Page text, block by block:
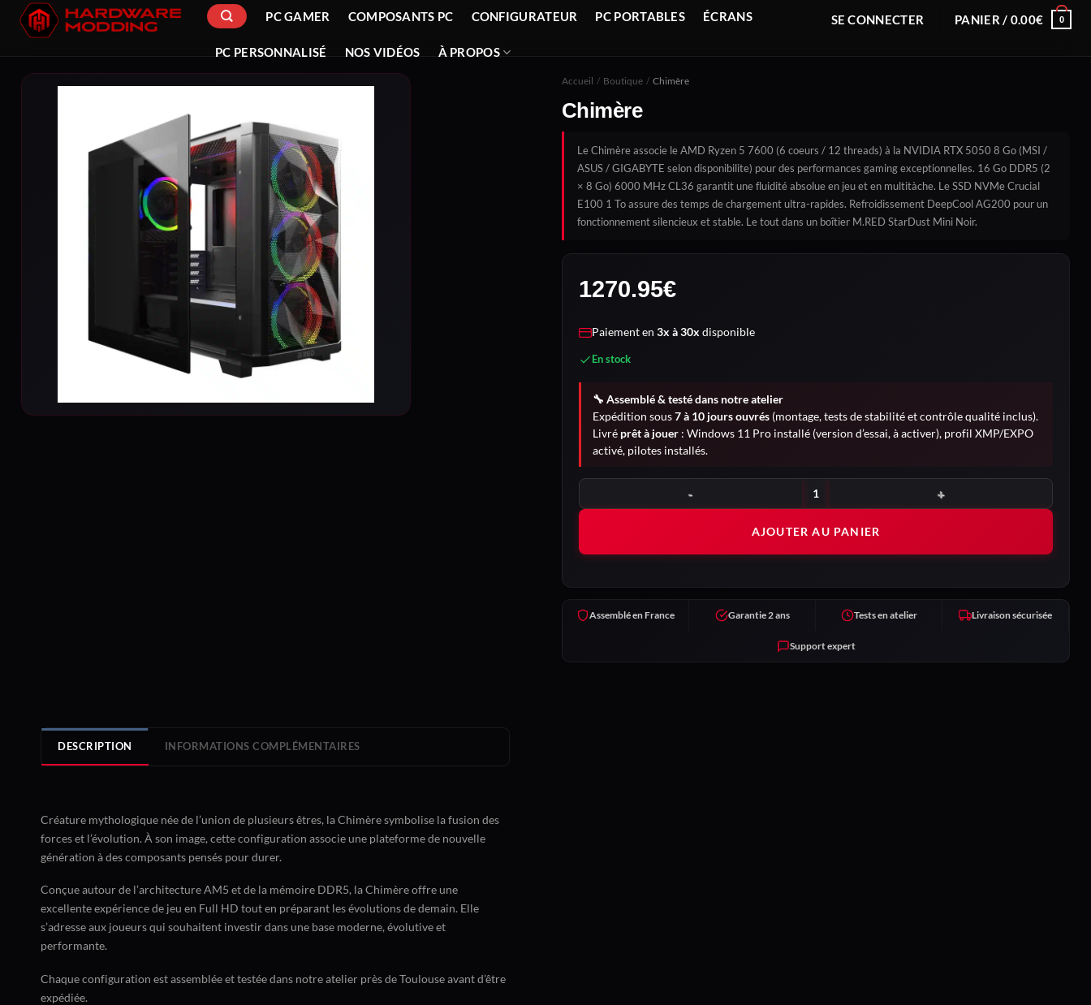
Passer
PC GAMER COMPOSANTS PC CONFIGURATEUR PC PORTABLES ÉCRANS
PC PERSONNALISÉ NOS VIDÉOS À PROPOS
SE CONNECTER PANIER / 0.00€ 0
Accueil / Boutique / Chimère
Chimère
Le Chimère associe le AMD Ryzen 5 7600 (6 coeurs / 12 threads) à la NVIDIA RTX 5050 8 Go (MSI /
ASUS / GIGABYTE selon disponibilite) pour des performances gaming exceptionnelles. 16 Go DDR5 (2
× 8 Go) 6000 MHz CL36 garantit une fluidité absolue en jeu et en multitàche. Le SSD NVMe Crucial
E100 1 To assure des temps de chargement ultra-rapides. Refroidissement DeepCool AG200 pour un
fonctionnement silencieux et stable. Le tout dans un boîtier M.RED StarDust Mini Noir.
1270.95€
Paiement en 3x à 30x disponible
En stock
🔧 Assemblé & testé dans notre atelier
Expédition sous7 à 10 jours ouvrés (montage, tests de stabilité et contrôle qualité inclus).
Livré prêt à jouer : Windows 11 Pro installé (version d’essai, à activer), profil XMP/EXPO
activé, pilotes installés.
AJOUTER AU PANIER
Assemblé en France Garantie 2 ans Tests en atelier Livraison sécurisée
Support expert
DESCRIPTION INFORMATIONS COMPLÉMENTAIRES
Créature mythologique née de l’union de plusieurs êtres, la Chimère symbolise la fusion des
forces et l’évolution. À son image, cette configuration associe une plateforme de nouvelle
génération à des composants pensés pour durer.
Conçue autour de l’architecture AM5 et de la mémoire DDR5, la Chimère offre une
excellente expérience de jeu en Full HD tout en préparant les évolutions de demain. Elle
s’adresse aux joueurs qui souhaitent investir dans une base moderne, évolutive et
performante.
Chaque configuration est assemblée et testée dans notre atelier près de Toulouse avant d’être
expédiée.